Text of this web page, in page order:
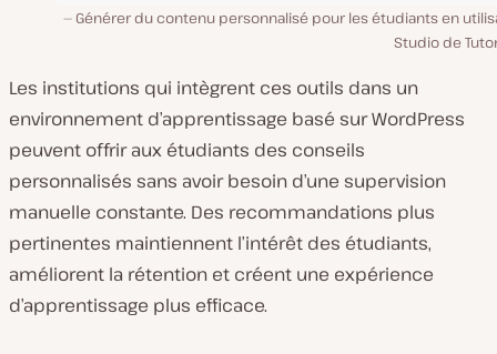
Générer du contenu personnalisé pour les étudiants en
Studio de
Les institutions qui intègrent ces outils dans un
environnement d’apprentissage basé sur WordPress
peuvent offrir aux étudiants des conseils
personnalisés sans avoir besoin d’une supervision
manuelle constante. Des recommandations plus
pertinentes maintiennent l’intérêt des étudiants,
améliorent la rétention et créent une expérience
d’apprentissage plus efficace.